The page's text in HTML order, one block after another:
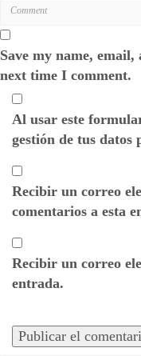
Save my name,
next time I comment.
Al usar este
gestión de tus datos
Recibir un correo
comentarios a esta
Recibir un correo
entrada.